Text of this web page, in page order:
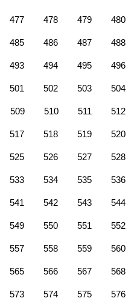
477 478 479 480
485 486 487 488
493 494 495 496
501 502 503 504
509 510 511 512
517 518 519 520
525 526 527 528
533 534 535 536
541 542 543 544
549 550 551 552
557 558 559 560
565 566 567 568
573 574 575 576